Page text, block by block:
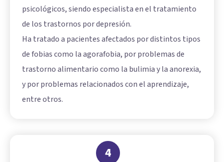
psicológicos, siendo especialista en el tratamiento
de los trastornos por depresión.
Ha tratado a pacientes afectados por distintos tipos
de fobias como la agorafobia, por problemas de
trastorno alimentario como la bulimia y la anorexia,
y por problemas relacionados con el aprendizaje,
entre otros.
4